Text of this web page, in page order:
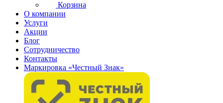
Корзина
О компании
Услуги
Акции
Блог
Сотрудничество
Контакты
Маркировка «Честный Знак»